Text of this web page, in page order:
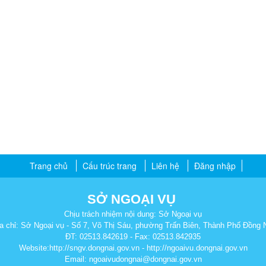
Trang chủ Cấu trúc trang Liên hệ Đăng nhập
SỞ NGOẠI VỤ
Chịu trách nhiệm nội dung: Sở Ngoại vụ
chỉ: Sở Ngoại vụ - Số 7, Võ Thị Sáu, phường Trấn Biên, Thành Phố Đồng
ĐT: 02513.842619 - Fax: 02513.842935
Website:http://sngv.dongnai.gov.vn - http://ngoaivu.dongnai.gov.vn
Email: ngoaivudongnai@dongnai.gov.vn